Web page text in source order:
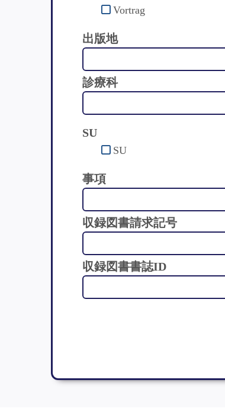
Vortrag
出版地
診療科
SU
SU
事項
収録図書請求記号
収録図書書誌ID